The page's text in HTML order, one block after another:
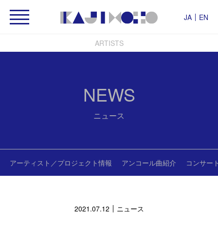
JA EN
ARTISTS
NEWS
ニュース
アーティスト／プロジェクト情報 アンコール曲紹介 コンサー
2021.07.12 ニュース